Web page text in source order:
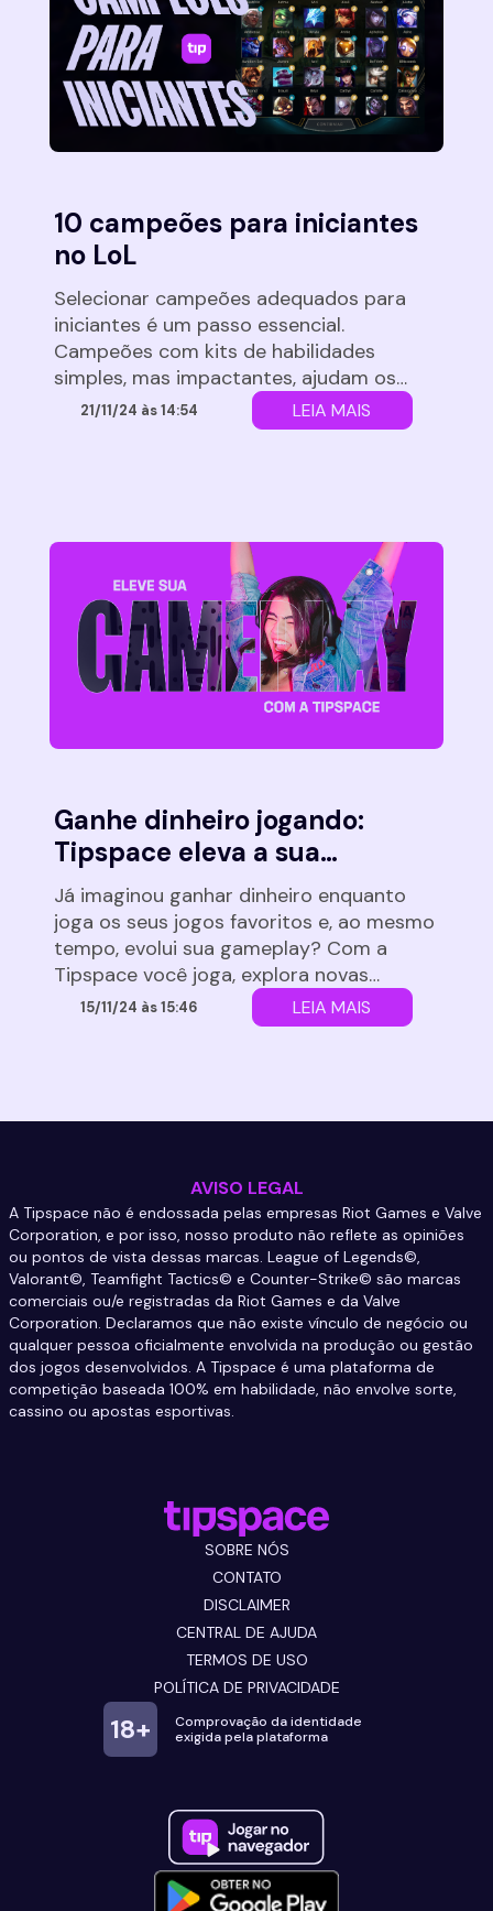
10 campeões para iniciantes
no LoL
Selecionar campeões adequados para
iniciantes é um passo essencial.
Campeões com kits de habilidades
simples, mas impactantes, ajudam os
novos jogadores a entenderem os
fundamentos do LoL, como controlar as
acelerar sua evolução, evitar frustrações
21/11/24 às 14:54 LEIA MAIS
Ganhe dinheiro jogando:
Tipspace eleva a sua
gameplay
Já imaginou ganhar dinheiro enquanto
joga os seus jogos favoritos e, ao mesmo
tempo, evolui sua gameplay? Com a
Tipspace você joga, explora novas
estratégias, melhora suas mecânicas
individuais e ainda transforma gameplay
15/11/24 às 15:46 LEIA MAIS
AVISO LEGAL
A Tipspace não é endossada pelas empresas Riot Games e Valve
Corporation, e por isso, nosso produto não reflete as opiniões
ou pontos de vista dessas marcas. League of Legends©,
Valorant©, Teamfight Tactics© e Counter-Strike© são marcas
comerciais ou/e registradas da Riot Games e da Valve
Corporation. Declaramos que não existe vínculo de negócio ou
qualquer pessoa oficialmente envolvida na produção ou gestão
dos jogos desenvolvidos. A Tipspace é uma plataforma de
competição baseada 100% em habilidade, não envolve sorte,
cassino ou apostas esportivas.
SOBRE NÓS
CONTATO
DISCLAIMER
CENTRAL DE AJUDA
TERMOS DE USO
POLÍTICA DE PRIVACIDADE
18+
Comprovação da identidade
exigida pela plataforma